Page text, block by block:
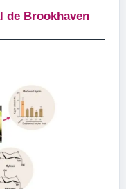
de Brookhaven